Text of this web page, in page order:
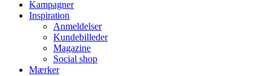
Kampagner
Inspiration
Anmeldelser
Kundebilleder
Magazine
Social shop
Mærker